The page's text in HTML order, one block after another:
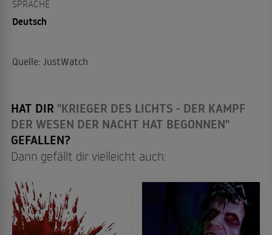
SPRACHE
Deutsch
Quelle: JustWatch
HAT DIR "KRIEGER DES LICHTS - DER KAMPF
DER WESEN DER NACHT HAT BEGONNEN"
GEFALLEN?
Dann gefällt dir vielleicht auch: